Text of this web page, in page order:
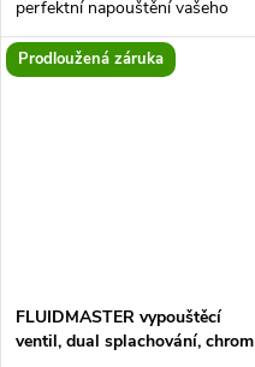
perfektní napouštění vašeho
WC. Tentokrát jsme připravili
model s bočním přívodem 3/8
Prodloužená záruka
FLUIDMASTER vypouštěcí
ventil, dual splachování, chrom